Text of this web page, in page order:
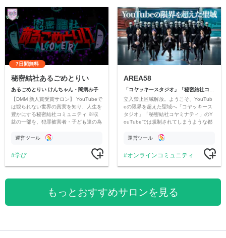
7日間無料
秘密結社あるごめとりい
あるごめとりい けんちゃん・闇病み子
【DMM 新人賞受賞サロン】 YouTubeで
は観られない世界の真実を知り、人生を
豊かにする秘密結社コミュニティ ※収
益の一部を、犯罪被害者・子ども達の為
す運営ツール
学び
AREA58
立入禁止区域解放。ようこそ、YouTub
eの限界を超えた聖域へ「コヤッキース
タジオ」「秘密結社コヤミナティ」のY
ouTubeでは規制されてしまうような都
公開。
運営ツール
オンラインコミュニティ
もっとおすすめサロンを見る